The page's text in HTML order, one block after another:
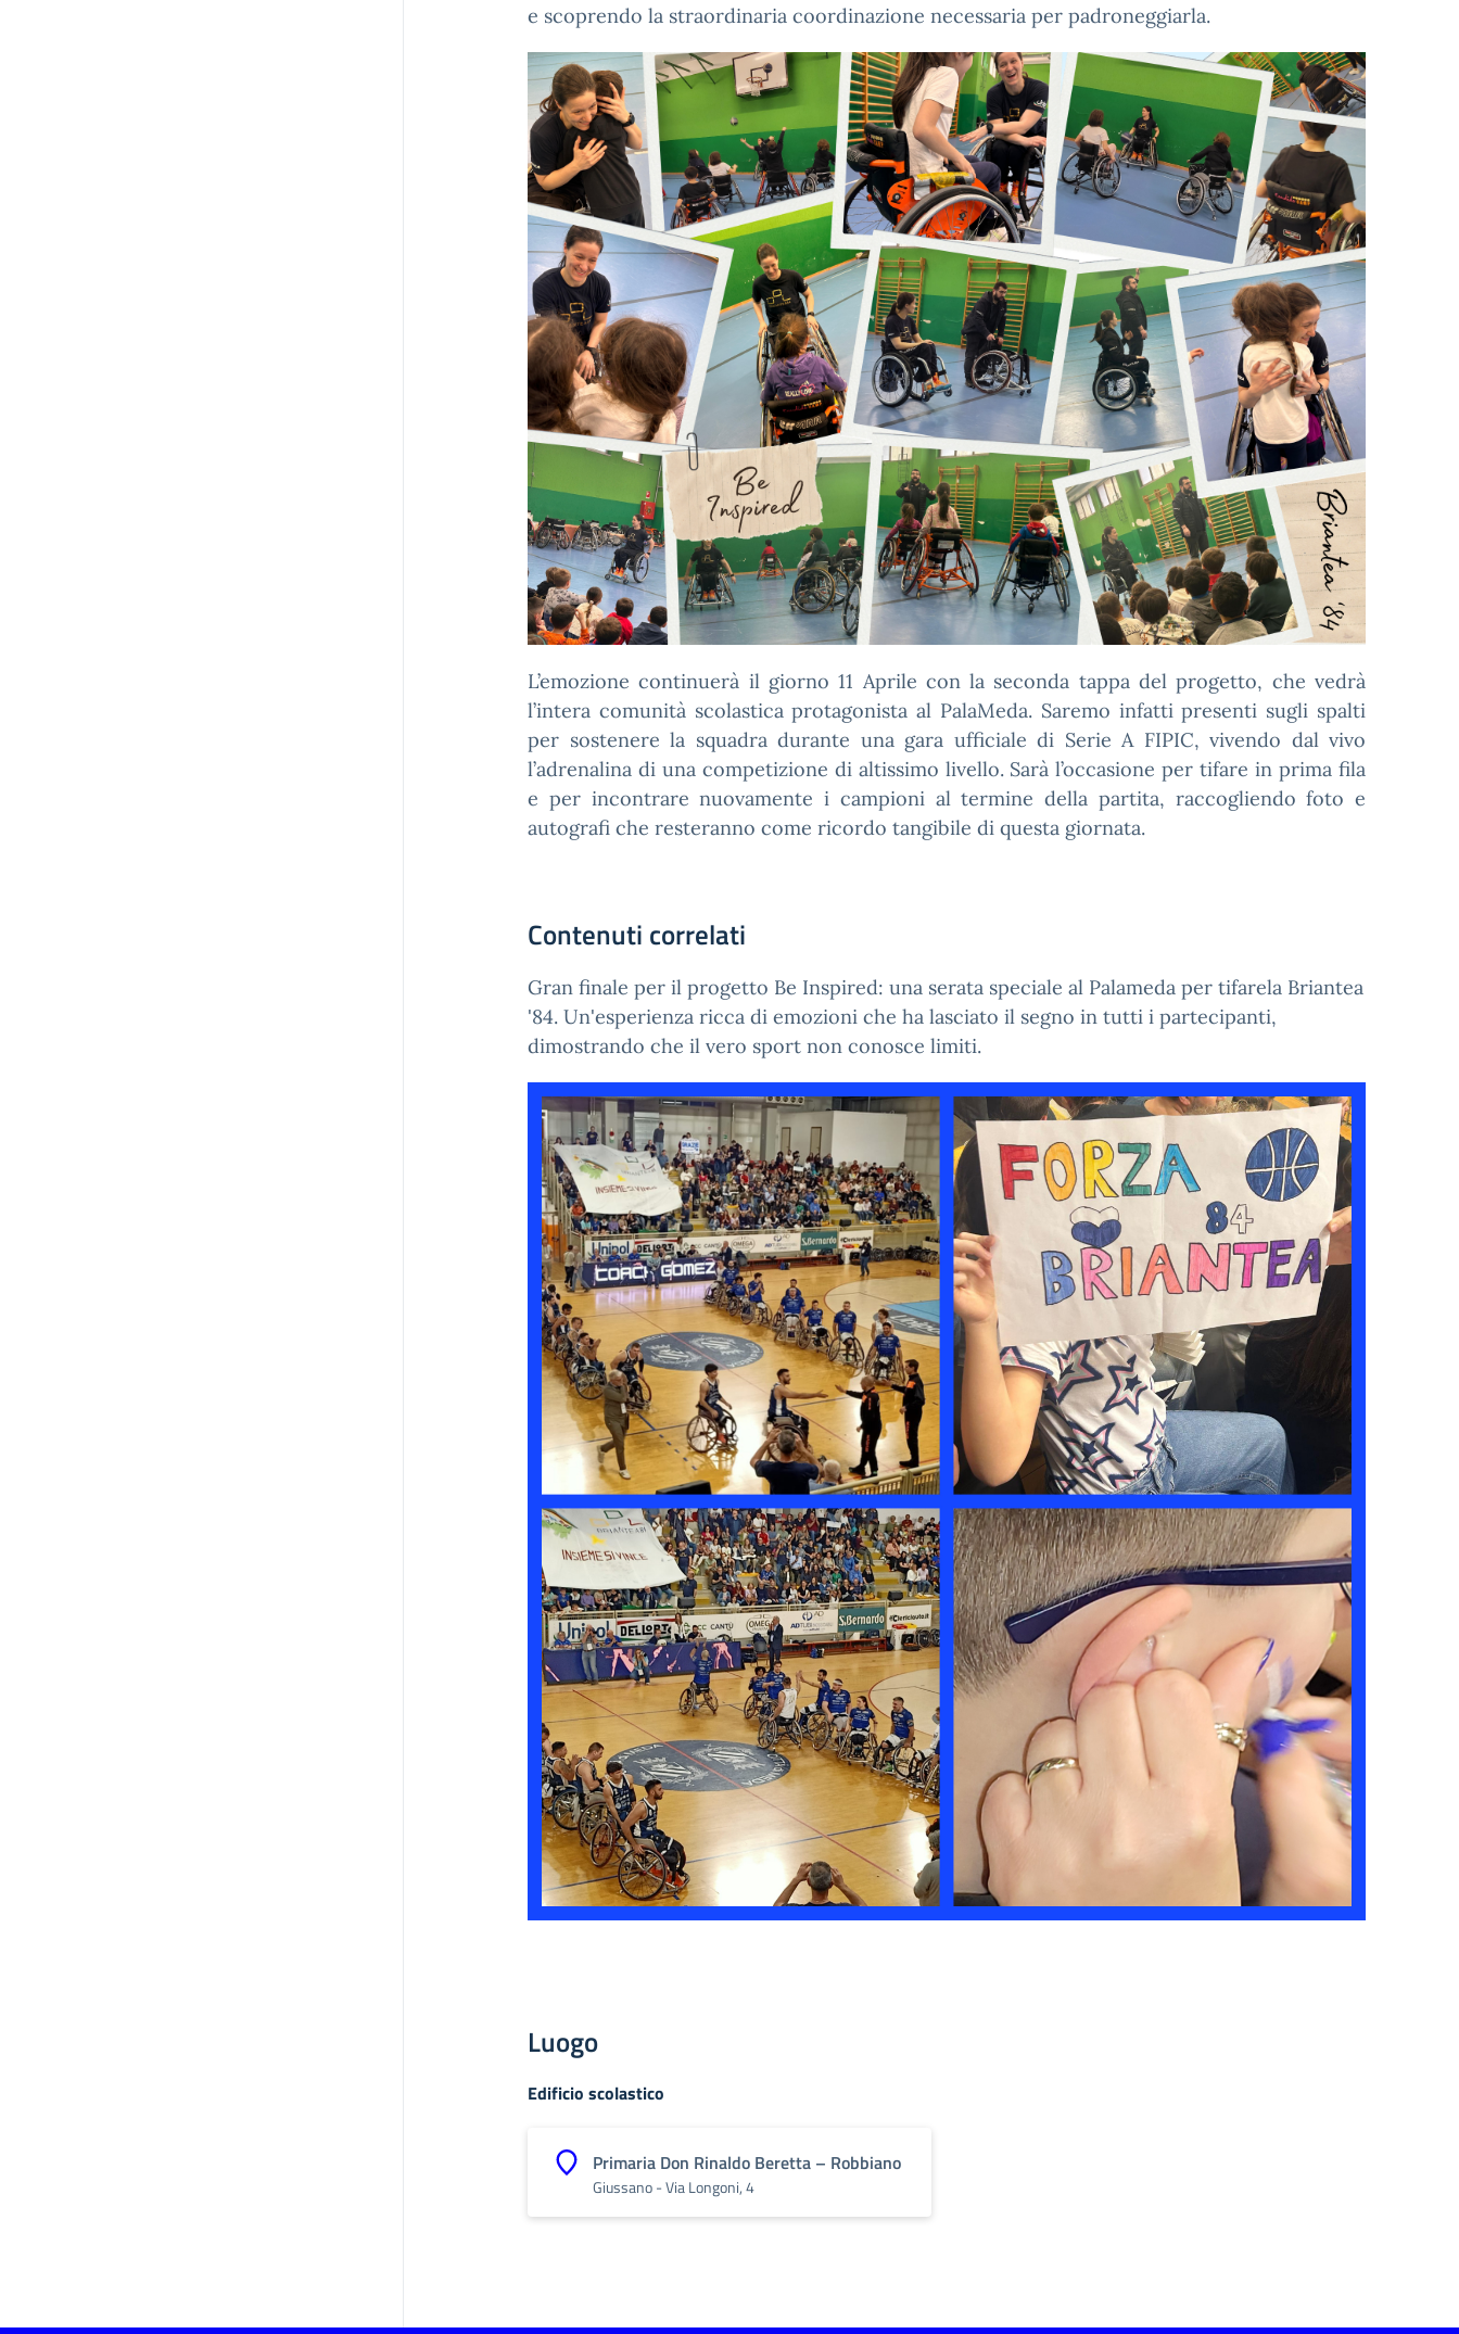
e scoprendo la straordinaria coordinazione necessaria per padroneggiarla.
L’emozione continuerà il giorno 11 Aprile con la seconda tappa del progetto, che vedrà
l’intera comunità scolastica protagonista al PalaMeda. Saremo infatti presenti sugli spalti
per sostenere la squadra durante una gara ufficiale di Serie A FIPIC, vivendo dal vivo
l’adrenalina di una competizione di altissimo livello. Sarà l’occasione per tifare in prima fila
e per incontrare nuovamente i campioni al termine della partita, raccogliendo foto e
autografi che resteranno come ricordo tangibile di questa giornata.
Contenuti correlati
Gran finale per il progetto Be Inspired: una serata speciale al Palameda per tifarela Briantea
'84. Un'esperienza ricca di emozioni che ha lasciato il segno in tutti i partecipanti,
dimostrando che il vero sport non conosce limiti.
Luogo
Edificio scolastico
Primaria Don Rinaldo Beretta – Robbiano
Giussano - Via Longoni, 4